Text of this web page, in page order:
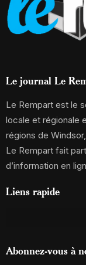
Le journal Le
Le Rempart est le
locale et régionale
régions de
Le Rempart fait
d’information en
Liens rapide
Abonnez-vous à